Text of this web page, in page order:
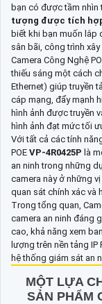
bạn có được tầm
tượng được tích
biết khi bạn muốn lắp
sân bãi, công trình
Camera Công Nghệ
thiếu sáng một cách
Ethernet) giúp truyền
cáp mạng, đẩy mạnh
hình ảnh được truyền
hình ảnh đạt mức tối
Với tất cả các tính
POE VP-4R0425P là
an ninh trong những
camera này ở những
quan sát chính xác và
Trong tổng quan,
camera an ninh đáng
cao, khả năng xem
lượng trên nền tảng
hệ thống giám sát an
MỘT LỰA
SẢN PHẨM